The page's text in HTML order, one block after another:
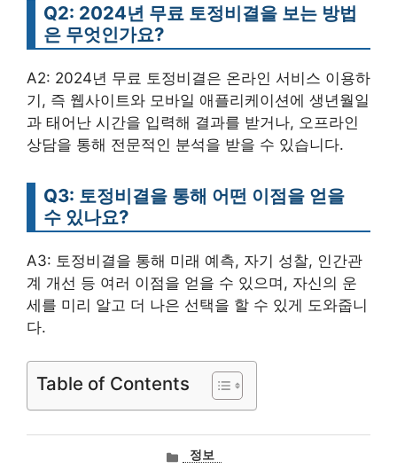
Q2: 2024년 무료 토정비결을 보는 방법
은 무엇인가요?
A2: 2024년 무료 토정비결은 온라인 서비스 이용하
기, 즉 웹사이트와 모바일 애플리케이션에 생년월일
과 태어난 시간을 입력해 결과를 받거나, 오프라인
상담을 통해 전문적인 분석을 받을 수 있습니다.
Q3: 토정비결을 통해 어떤 이점을 얻을
수 있나요?
A3: 토정비결을 통해 미래 예측, 자기 성찰, 인간관
계 개선 등 여러 이점을 얻을 수 있으며, 자신의 운
세를 미리 알고 더 나은 선택을 할 수 있게 도와줍니
다.
Table of Contents
카정보